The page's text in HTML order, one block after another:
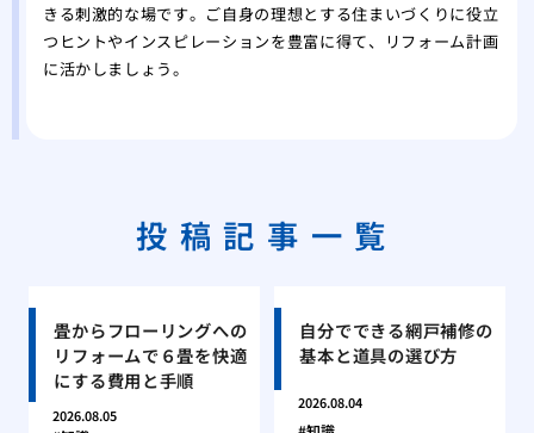
きる刺激的な場です。ご自身の理想とする住まいづくりに役立
つヒントやインスピレーションを豊富に得て、リフォーム計画
に活かしましょう。
投稿記事一覧
畳からフローリングへの
リフォームで６畳を快適
にする費用と手順
2026.08.05
自分でできる網戸補修の
基本と道具の選び方
2026.08.04